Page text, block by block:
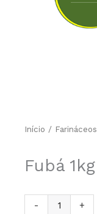
Início / Farináceos
Fubá 1kg
- +